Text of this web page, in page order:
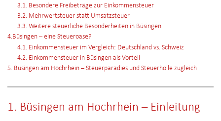
3.1. Besondere Freibeträge zur Einkommensteuer
3.2. Mehrwertsteuer statt Umsatzsteuer
3.3. Weitere steuerliche Besonderheiten in Büsingen
4.Büsingen – eine Steueroase?
4.1. Einkommensteuer im Vergleich: Deutschland vs. Schweiz
4.2. Einkommensteuer in Büsingen als Vorteil
5. Büsingen am Hochrhein – Steuerparadies und Steuerhölle zugleich
1. Büsingen am Hochrhein – Einleitung